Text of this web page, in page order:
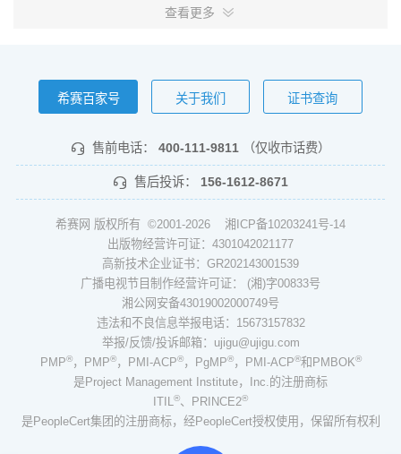
查看更多
希赛百家号 关于我们 证书查询
售前电话： 400-111-9811 （仅收市话费）
售后投诉： 156-1612-8671
希赛网 版权所有 ©2001-2026 湘ICP备10203241号-14
出版物经营许可证：4301042021177
高新技术企业证书：GR202143001539
广播电视节目制作经营许可证： (湘)字00833号
湘公网安备43019002000749号
违法和不良信息举报电话：15673157832
举报/反馈/投诉邮箱：ujigu@ujigu.com
PMP®，PMP®，PMI-ACP®，PgMP®，PMI-ACP®和PMBOK®
是Project Management Institute，Inc.的注册商标
ITIL®、PRINCE2®
是PeopleCert集团的注册商标，经PeopleCert授权使用，保留所有权利